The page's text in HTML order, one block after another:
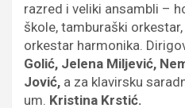
razred i veliki ansambli –
škole, tamburaški
orkestar harmonika.
Golić, Jelena Miljević,
Jović, a za klavirsku
um. Kristina Krstić.